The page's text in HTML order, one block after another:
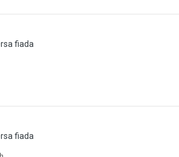
fiada
fiada